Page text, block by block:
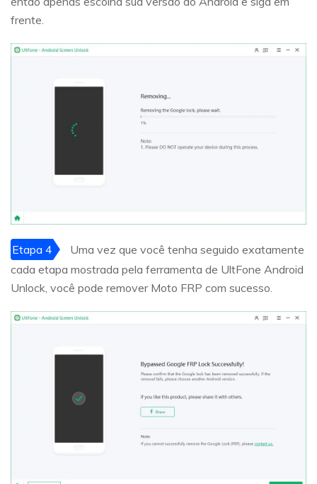
frente.
Etapa 4
Uma vez que você tenha seguido exatamente
cada etapa mostrada pela ferramenta de UltFone Android
Unlock, você pode remover Moto FRP com sucesso.